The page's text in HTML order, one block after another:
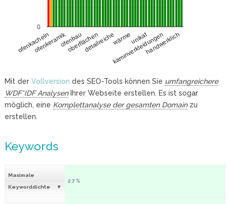
ofenkacheln
ofenkeramikofenbau
oberflächendetailreichewärmeunikat
kaminverkleidungen
handwerklich
0
Mit der Vollversion des SEO-Tools können Sie umfangreichere
WDF*IDF AnalysenIhrer Webseite erstellen. Es ist sogar
möglich, eine Komplettanalyse der gesamten Domainzu
erstellen.
Keywords
Maximale
Keyworddichte
2.7 %